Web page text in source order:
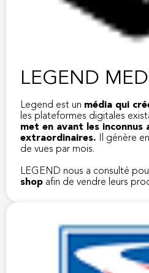
LEGEND
Legend est un média qui
les plateformes digitales
met en avant les inconnus
extraordinaires.
Il génère
de vues par mois.
LEGEND nous a consulté
shop afin de vendre leurs